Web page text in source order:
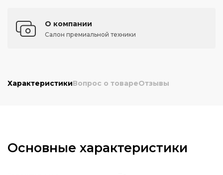
О компании
Салон премиальной техники
ХарактеристикиВопрос о товареОтзывы
Основные характеристики